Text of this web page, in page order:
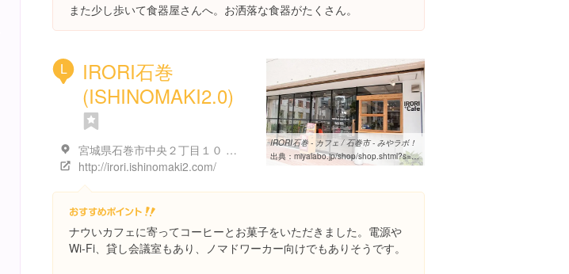
また少し歩いて食器屋さんへ。お洒落な食器がたくさん。
L
IRORI石巻
(ISHINOMAKI2.0)
宮城県石巻市中央２丁目１０ 中央2丁目10-2 新田屋ビル1F
http://irori.ishinomaki2.com/
IRORI石巻 - カフェ / 石巻市 - みやラボ！
出典： miyalabo.jp/shop/shop.shtml?s=7373
ナウいカフェに寄ってコーヒーとお菓子をいただきました。電源や
Wi-Fi、貸し会議室もあり、ノマドワーカー向けでもありそうです。